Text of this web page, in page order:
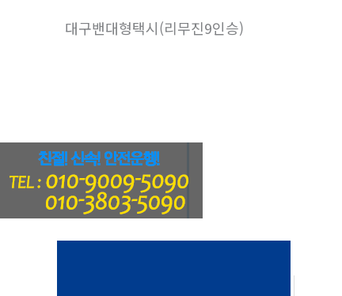
뛰
기
대구밴대형택시(리무진9인승)